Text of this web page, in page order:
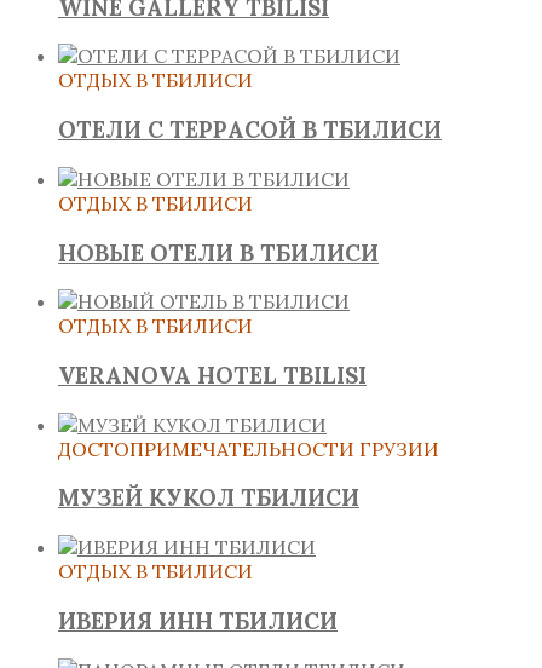
WINE GALLERY TBILISI
ОТДЫХ В ТБИЛИСИ
ОТЕЛИ С ТЕРРАСОЙ В ТБИЛИСИ
ОТДЫХ В ТБИЛИСИ
НОВЫЕ ОТЕЛИ В ТБИЛИСИ
ОТДЫХ В ТБИЛИСИ
VERANOVA HOTEL TBILISI
ДОСТОПРИМЕЧАТЕЛЬНОСТИ ГРУЗИИ
МУЗЕЙ КУКОЛ ТБИЛИСИ
ОТДЫХ В ТБИЛИСИ
ИВЕРИЯ ИНН ТБИЛИСИ